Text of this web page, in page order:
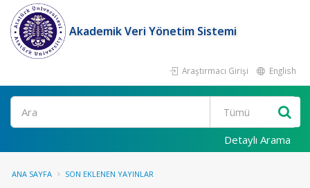
Akademik Veri Yönetim Sistemi
Araştırmacı Girişi English
Ara
Detaylı Arama
ANA SAYFA SON EKLENEN YAYINLAR